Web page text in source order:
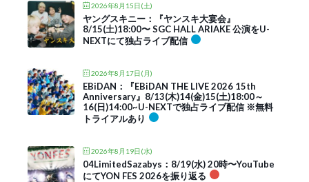
2026年8月15日(土)
ヤングスキニー：『ヤンスキ大宴会』
8/15(土)18:00〜 SGC HALL ARIAKE 公演をU-
NEXTにて独占ライブ配信
2026年8月17日(月)
EBiDAN：『EBiDAN THE LIVE 2026 15th
Anniversary』8/13(木)14(金)15(土)18:00～
16(日)14:00~U-NEXTで独占ライブ配信 ※無料
トライアルあり
2026年8月19日(水)
04LimitedSazabys：8/19(水) 20時〜YouTube
にてYON FES 2026を振り返る